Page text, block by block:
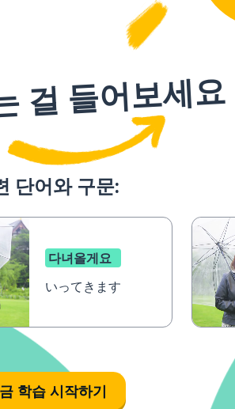
걸 들어보세요
단어와 구문:
다녀올게요
いってきます
학습 시작하기